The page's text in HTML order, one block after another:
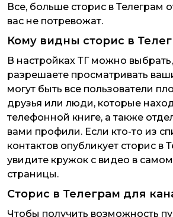
Все, больше сторис в Телеграм
вас не потревожат.
Кому видны сторис в
В настройках ТГ можно
разрешаете просматривать
могут быть все пользователи
друзья или люди, которые
телефонной книге, а также
вами профили. Если кто-то из
контактов опубликует сторис в
увидите кружок с видео в самом
страницы.
Сторис в Телеграм для
Чтобы получить возможность